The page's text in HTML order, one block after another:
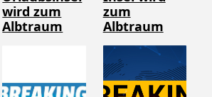
wird zum
Albtraum
zum
Albtraum